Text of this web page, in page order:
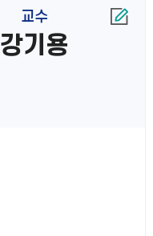
교수
강기용